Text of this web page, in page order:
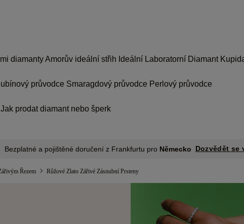
diamantyAmorův ideální střih Ideální Laboratorní Diamant
průvodce Smaragdový průvodce Perlový průvodce
Jak prodat diamant nebo šperk
Bezplatné a pojištěné doručení z Frankfurtu pro Německo Dozvědět se
Řezem Růžové Zlato Zářivé Zásnubní Prsteny